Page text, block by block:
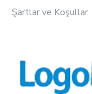
Şartlar ve Koşullar